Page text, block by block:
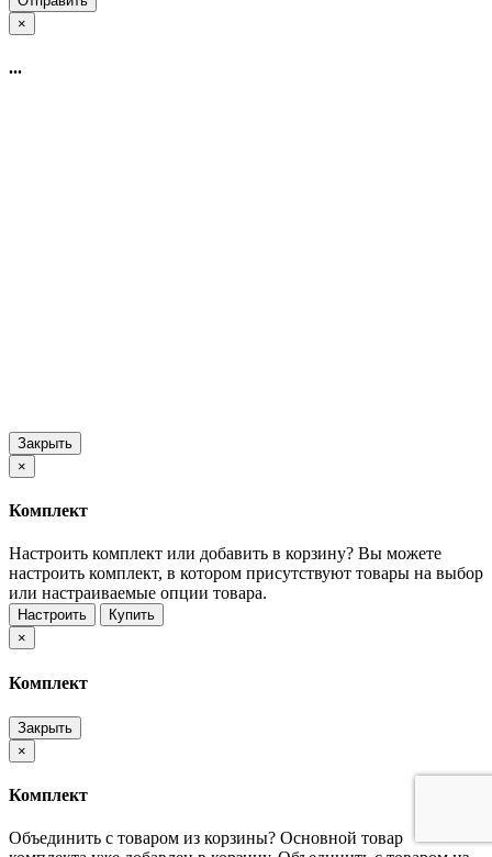
×
...
Закрыть
×
Комплект
Настроить комплект или добавить в корзину? Вы можете
настроить комплект, в котором присутствуют товары на выбор
или настраиваемые опции товара.
Настроить
Купить
×
Комплект
Закрыть
×
Комплект
Объединить с товаром из корзины? Основной товар